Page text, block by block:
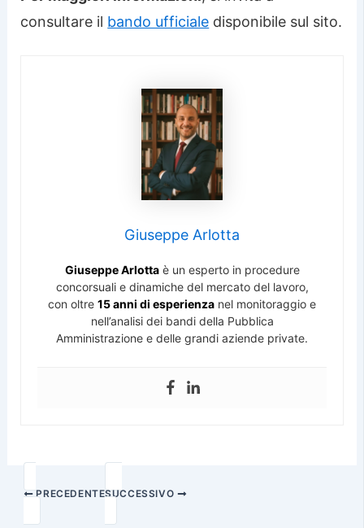
consultare il bando ufficiale disponibile sul sito.
Giuseppe Arlotta
Giuseppe Arlottaè un esperto in procedure
concorsuali e dinamiche del mercato del lavoro,
con oltre 15 anni di esperienza nel monitoraggio e
nell’analisi dei bandi della Pubblica
Amministrazione e delle grandi aziende private.
PRECEDENTESUCCESSIVO